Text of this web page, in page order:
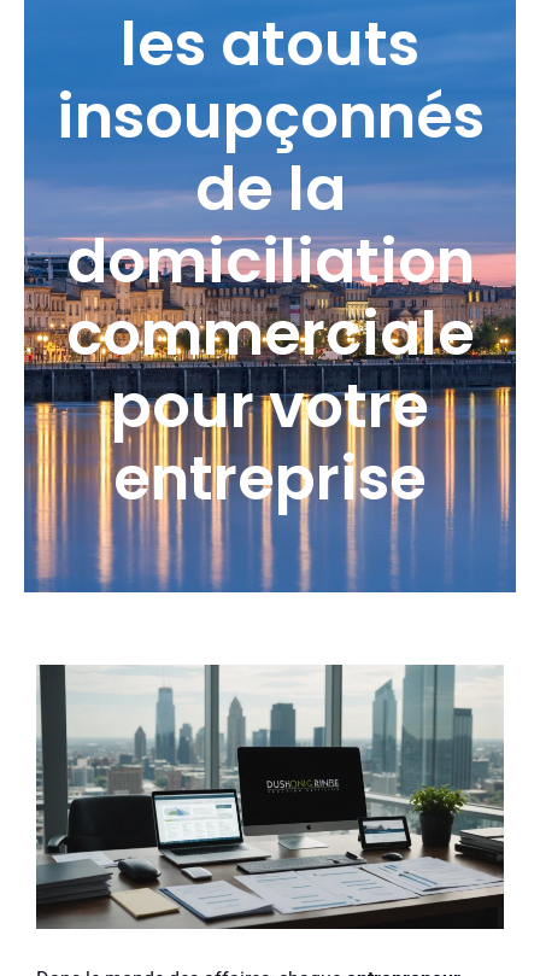
les atouts
insoupçonnés
de la
domiciliation
commerciale
pour votre
entreprise